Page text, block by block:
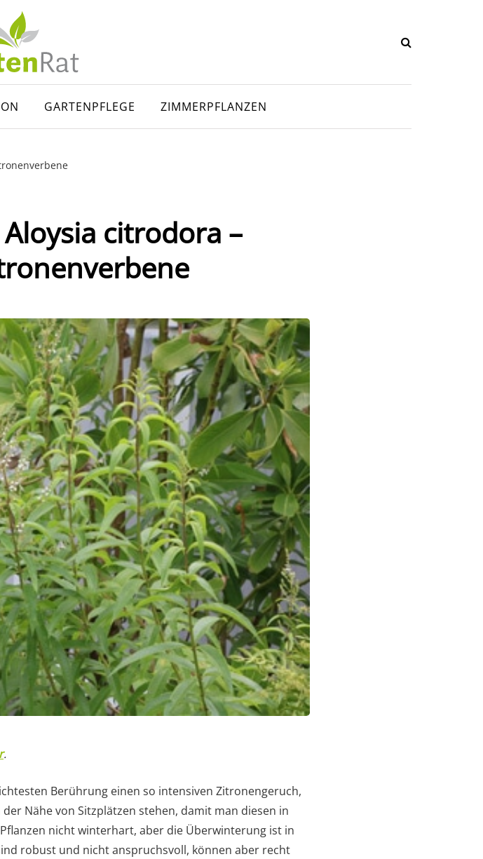
GARTENPFLEGE ZIMMERPFLANZEN
citrodora –
.
Berührung einen so intensiven Zitronengeruch,
Nähe von Sitzplätzen stehen, damit man diesen in
nicht winterhart, aber die Überwinterung ist in
robust und nicht anspruchsvoll, können aber recht